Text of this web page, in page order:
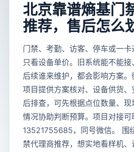
北京靠谱熵基门
推荐，售后怎么
门禁、考勤、访客、停车或一
只看设备单价。旧系统能不能接
后续谁来维护，都会影响方案
项目提供方案核对、设备供货
后排查，可先根据点位数量、
情况协助判断预算。项目对接可
13521755685，同号微信。 围
禁代理商推荐，想实地看样机、